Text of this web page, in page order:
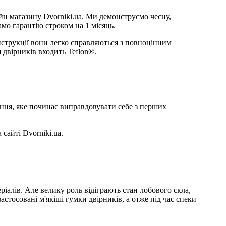
магазину Dvorniki.ua. Ми демонструємо чесну,
гарантію строком на 1 місяць.
вони легко справляються з повноцінним
двірників входить Teflon®.
яке починає виправдовувати себе з перших
сайті Dvorniki.ua.
Але велику роль відіграють стан лобового скла,
м'якіші гумки двірників, а отже під час спеки